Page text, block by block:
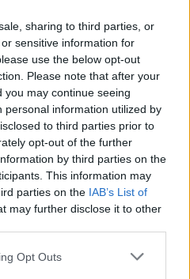
sharing to third parties, or
sensitive information for
use the below opt-out
Please note that after your
may continue seeing
personal information utilized by
to third parties prior to
opt-out of the further
by third parties on the
This information may
parties on the IAB’s List of
may further disclose it to other
app uses one or more Google
Opt Outs
miatt
árasztották el a
miatt a Mercedes fiatal
célpontjává vált.
hétfőn reagált
egy közleményt tett
loaded, either because